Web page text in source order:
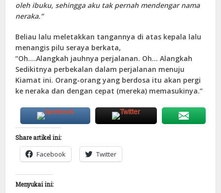
oleh ibuku, sehingga aku tak pernah mendengar nama
neraka.”
Beliau lalu meletakkan tangannya di atas kepala lalu
menangis pilu seraya berkata,
“Oh….Alangkah jauhnya perjalanan. Oh… Alangkah
Sedikitnya perbekalan dalam perjalanan menuju
Kiamat ini. Orang-orang yang berdosa itu akan pergi
ke neraka dan dengan cepat (mereka) memasukinya.”
Share artikel ini:
Facebook Twitter
Menyukai ini: